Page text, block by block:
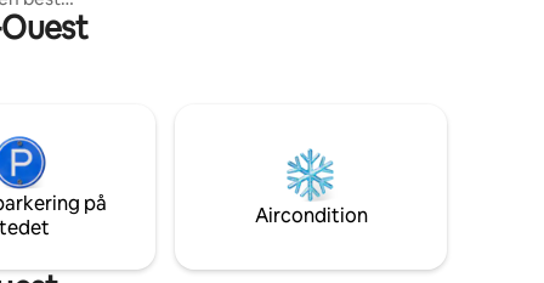
et
så du
på
Aircondition